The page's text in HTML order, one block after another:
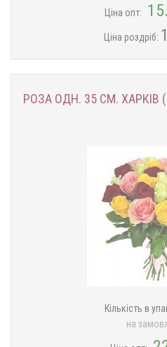
Ціна опт:
Ціна роздріб:
РОЗА ОДН. 35 СМ. ХАРКІВ
Кількість в
на